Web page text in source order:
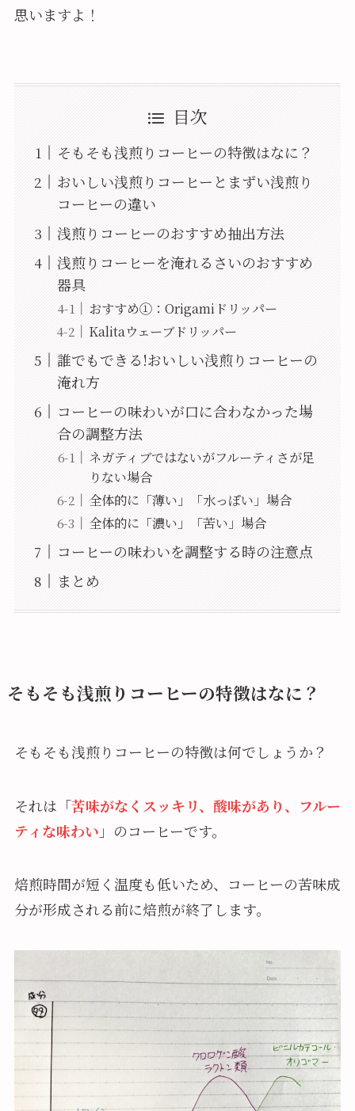
思いますよ！
目次
そもそも浅煎りコーヒーの特徴はなに？
おいしい浅煎りコーヒーとまずい浅煎り
コーヒーの違い
浅煎りコーヒーのおすすめ抽出方法
浅煎りコーヒーを淹れるさいのおすすめ
器具
おすすめ①：Origamiドリッパー
Kalitaウェーブドリッパー
誰でもできる!おいしい浅煎りコーヒーの
淹れ方
コーヒーの味わいが口に合わなかった場
合の調整方法
ネガティブではないがフルーティさが足
りない場合
全体的に「薄い」「水っぽい」場合
全体的に「濃い」「苦い」場合
コーヒーの味わいを調整する時の注意点
まとめ
そもそも浅煎りコーヒーの特徴はなに？
そもそも浅煎りコーヒーの特徴は何でしょうか？
それは「苦味がなくスッキリ、酸味があり、フルー
ティな味わい 」のコーヒーです。
焙煎時間が短く温度も低いため、コーヒーの苦味成
分が形成される前に焙煎が終了します。